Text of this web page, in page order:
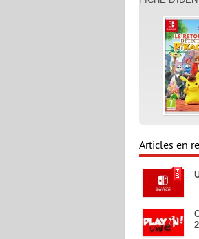
Articles en